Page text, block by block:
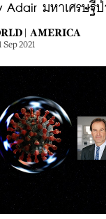
Adair มหาเศรษฐี
| AMERICA
Sep 2021